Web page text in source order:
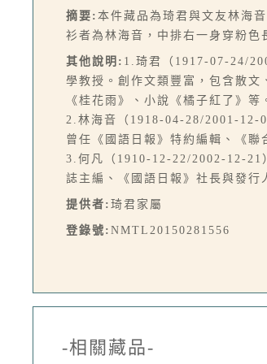
摘要: 本件藏品為琦君與文友林海
衫者為林海音，中排右一身穿粉色
其他說明: 1.琦君（1917-07-24/
學教授。創作文類豐富，包含散文
《桂花雨》、小說《橘子紅了》
2.林海音（1918-04-28/2001-12-
曾任《國語日報》特約編輯、《
3.何凡（1910-12-22/2002-12-21
誌主編、《國語日報》社長與發行
提供者: 琦君家屬
登錄號: NMTL20150281556
-相關藏品-